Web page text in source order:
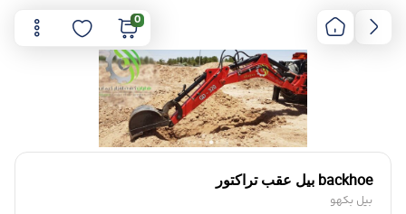
0
backhoe بیل عقب تراکتور
بیل بکهو